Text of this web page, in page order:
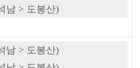
남 > 도봉산)
남 > 도봉산)